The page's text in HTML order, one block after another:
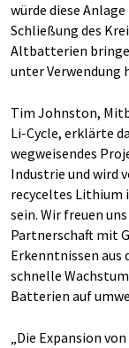
würde diese
Schließung des
Altbatterien
unter Verwendung
Tim Johnston,
Li-Cycle, erklärte
wegweisendes
Industrie und wird
recyceltes
sein. Wir freuen
Partnerschaft mit
Erkenntnissen aus
schnelle
Batterien auf
„Die Expansion